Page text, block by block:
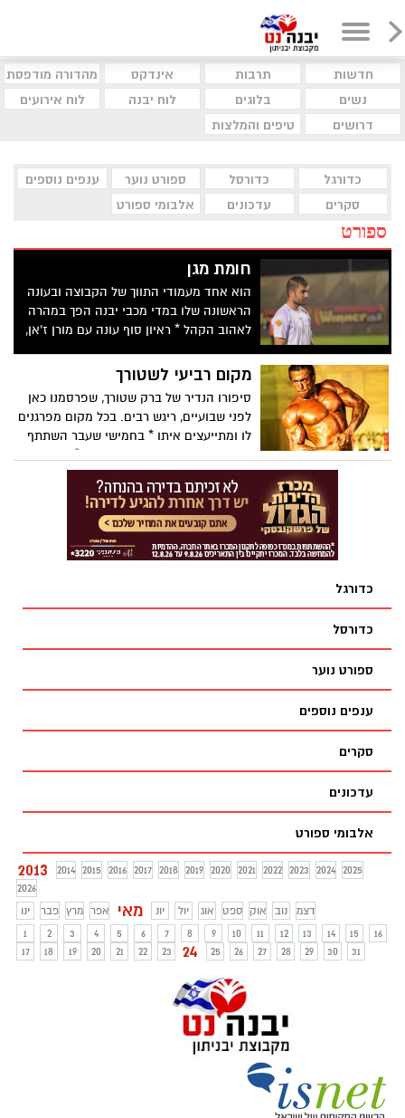
חדשות תרבות אינדקס
מהדורה מודפסת
נשים
בלוגים לוח יבנה
לוח אירועים
דרושים
טיפים והמלצות
כדורגל כדורסל ספורט נוער
ענפים נוספים
סקרים
עדכונים אלבומי ספורט
ספורט
חומת מגן
הוא אחד מעמודי התווך של הקבוצה ובעונה
הראשונה שלו במדי מכבי יבנה הפך במהרה
לאהוב הקהל * ראיון סוף עונה עם מורן ז'אן,
מתפנה ללימודי מינהל עסקים ארז זנו צילום:
חסדאי כהן
מקום רביעי לשטורך
סיפורו הנדיר של ברק שטורך, שפרסמנו כאן
לפני שבועיים, ריגש רבים. בכל מקום מפרגנים
לו ומתייעצים איתו * בחמישי שעבר השתתף
בתחרות "מר ישראל" וסיים רביעי * יש כבוד!
ארז זנו צילום: דור כהנא
כדורגל
כדורסל
ספורט נוער
ענפים נוספים
סקרים
עדכונים
אלבומי ספורט
2013 2014 2015 2016 2017 2018 2019 2020 2021 2022 2023 2024 2025
2026
ינו
פבר מרץ אפר מאי יונ יול אוג ספט אוק נוב
דצמ
1
2 3 4 5 6 7 8 9 10 11 12 13 14 15
16
17
18 19 20 21 22 23 24 25 26 27 28 29 30 31